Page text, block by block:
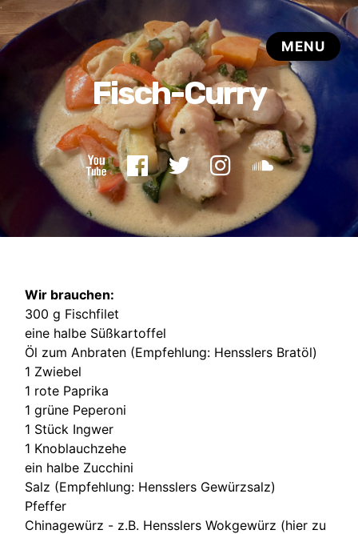
Wir brauchen:
300 g Fischfilet
eine halbe Süßkartoffel
Öl zum Anbraten (Empfehlung: Hensslers Bratöl)
1 Zwiebel
1 rote Paprika
1 grüne Peperoni
1 Stück Ingwer
1 Knoblauchzehe
ein halbe Zucchini
Salz (Empfehlung: Hensslers Gewürzsalz)
Pfeffer
Chinagewürz - z.B. Hensslers Wokgewürz (hier zu